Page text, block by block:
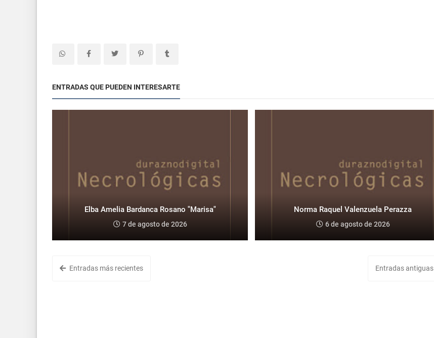
ENTRADAS QUE PUEDEN INTERESARTE
Elba Amelia Bardanca Rosano "Marisa"
7 de agosto de 2026
Norma Raquel Valenzuela Perazza
6 de agosto de 2026
Entradas más recientes Entradas antiguas